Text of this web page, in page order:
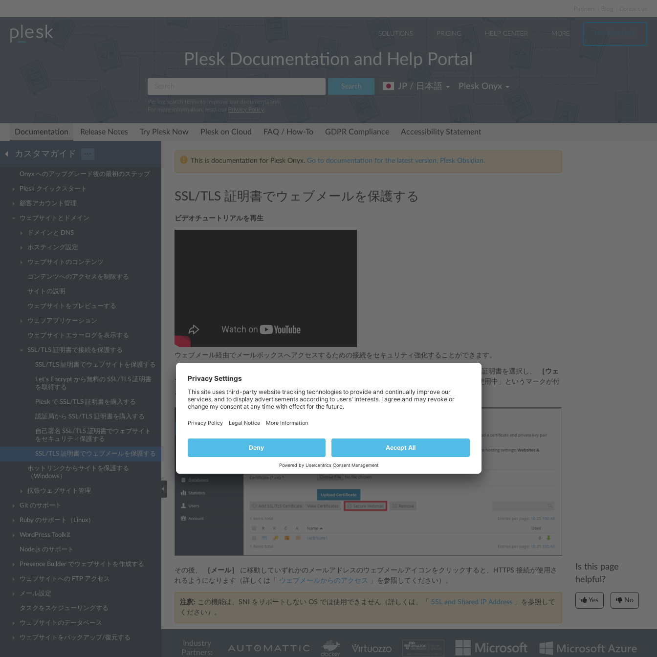
Partners
SOLUTIONS PRICING HELP CENTER MORE TRY FOR FREE
Plesk Documentation and Help Portal
Search
We log search terms to improve our documentation.
For more information, read our Privacy Policy
JP / 日本語 Plesk Onyx
Documentation Release Notes Try Plesk Now Plesk on Cloud FAQ / How-To GDPR Compliance Accessibility Statement
カスタマガイド ···
Onyx へのアップグレード後の最初のステップ
Plesk クイックスタート
顧客アカウント管理
ウェブサイトとドメイン
ドメインと DNS
ホスティング設定
ウェブサイトのコンテンツ
コンテンツへのアクセスを制限する
サイトの説明
ウェブサイトをプレビューする
ウェブアプリケーション
ウェブサイトエラーログを表示する
SSL/TLS 証明書で接続を保護する
SSL/TLS 証明書でウェブサイトを保護する
Let's Encrypt から無料の SSL/TLS 証明書
を取得する
Plesk で SSL/TLS 証明書を購入する
認証局から SSL/TLS 証明書を購入する
自己署名 SSL/TLS 証明書でウェブサイト
をセキュリティ保護する
SSL/TLS 証明書でウェブメールを保護する
ホットリンクからサイトを保護する
（Windows）
拡張ウェブサイト管理
Git のサポート
Ruby のサポート（Linux）
WordPress Toolkit
Node.js のサポート
Presence Builder でウェブサイトを作成する
ウェブサイトへの FTP アクセス
メール設定
タスクをスケジューリングする
ウェブサイトのデータベース
ウェブサイトをバックアップ/復元する
This is documentation for Plesk Onyx. Go to documentation for the latest version, Plesk Obsidian.
SSL/TLS 証明書でウェブメールを保護する
ビデオチュートリアルを再生
ウェブメール経由でメールボックスへアクセスするための接続をセキュリティ強化することができます。
をクリックします。次に、リストから証明書を選択し、
［ウェ
ブメールのセキュリティ強化］
をクリックします。証明書に「ウェブメールのセキュリティ強化に使用中」というマークが付
きます。
その後、 ［メール］
に移動していずれかのメールアドレスのウェブメールアイコンをクリックすると、HTTPS 接続が使用さ
れるようになります（詳しくは「
ウェブメールからのアクセス 」を参照してください）。
注釈: この機能は、SNI をサポートしない OS では使用できません（詳しくは、「 SSL and Shared IP Address 」を参照して
ください）。
Is this page
helpful?
Yes No
Industry
Partners: